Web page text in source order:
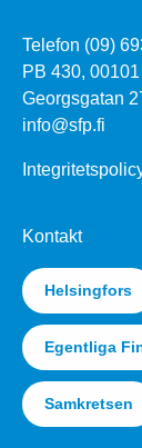
Telefon (09)
PB 430,
Georgsgatan
info@sfp.fi
Kontakt
Helsingfors
Egentliga
Samkretsen